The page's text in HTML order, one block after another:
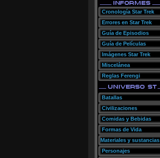
Cronología Star Trek
Errores en Star Trek
Guía de Episodios
Guía de Películas
Imágenes Star Trek
Miscelánea
Reglas Ferengi
Batallas
Civilizaciones
Comidas y Bebidas
Formas de Vida
Materiales y sustancias
Personajes